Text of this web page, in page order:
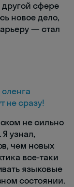
другой сфере
новое дело,
— стал
не сразу!
не сильно
узнал,
чем новых
все-таки
языковые
состоянии.